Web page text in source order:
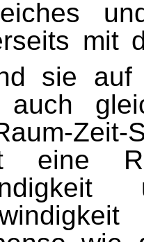
mit
sie
auch
Zeit-
eine